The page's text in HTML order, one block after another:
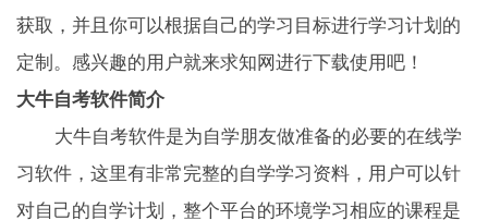
获取，并且你可以根据自己的学习目标进行学习计划的
定制。感兴趣的用户就来求知网进行下载使用吧！
大牛自考软件简介
大牛自考软件是为自学朋友做准备的必要的在线学
习软件，这里有非常完整的自学学习资料，用户可以针
对自己的自学计划，整个平台的环境学习相应的课程是